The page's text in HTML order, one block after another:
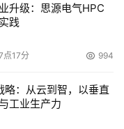
升级：思源电气HPC
践
17分 994
：从云到智，以垂直
工业生产力